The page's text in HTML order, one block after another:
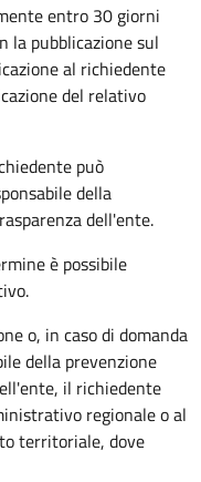
entro 30 giorni
la pubblicazione sul
al richiedente
del relativo
può
della
dell'ente.
è possibile
o, in caso di domanda
della prevenzione
il richiedente
regionale o al
territoriale, dove